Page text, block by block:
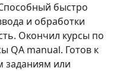
быстро
и обработки
Окончил курсы по
QA manual. Готов к
заданиям или